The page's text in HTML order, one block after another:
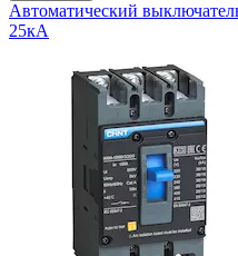
Автоматический
25кА